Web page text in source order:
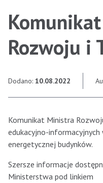
Rozwoju i
Dodano: 10.08.2022
Komunikat Ministra
edukacyjno-
energetycznej budynków.
Szersze informacje
Ministerstwa pod linkiem